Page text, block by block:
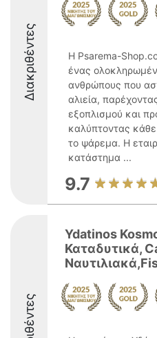
Διακριθέντες
Η Psarema-
ένας
ανθρώπους που
αλιεία,
εξοπλισμού και
καλύπτοντας
το ψάρεμα. Η
κατάστημα ...
9.7
Ydatinos
Καταδυτικά,